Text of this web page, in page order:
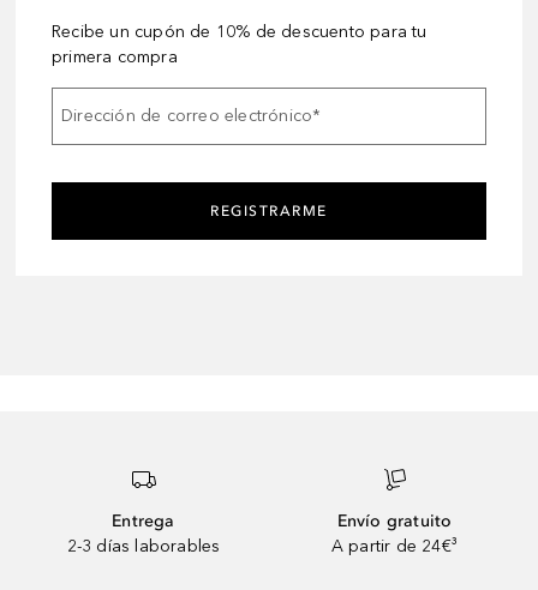
Recibe un cupón de 10% de descuento para tu
primera compra
Dirección de correo electrónico*
REGISTRARME
Entrega
2-3 días laborables
Envío gratuito
A partir de 24€³